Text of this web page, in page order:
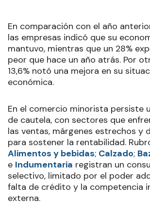
En comparación con el año
las empresas indicó que su
mantuvo, mientras que un 28%
peor que hace un año atrás. Por
13,6% notó una mejora en su
económica.
En el comercio minorista persiste
de cautela, con sectores que
las ventas, márgenes estrechos y
para sostener la rentabilidad.
Alimentos y bebidas; Calzado;
e Indumentaria registran un
selectivo, limitado por el poder
falta de crédito y la competencia
externa.